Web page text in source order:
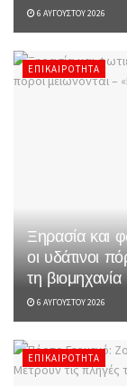
6 ΑΥΓΟΎΣΤΟΥ 2026
ΕΠΙΚΑΙΡΌΤΗΤΑ
Ξηρασία και
οι υδάτινοι
τη βιομηχανία
6 ΑΥΓΟΎΣΤΟΥ 2026
ΕΠΙΚΑΙΡΌΤΗΤΑ